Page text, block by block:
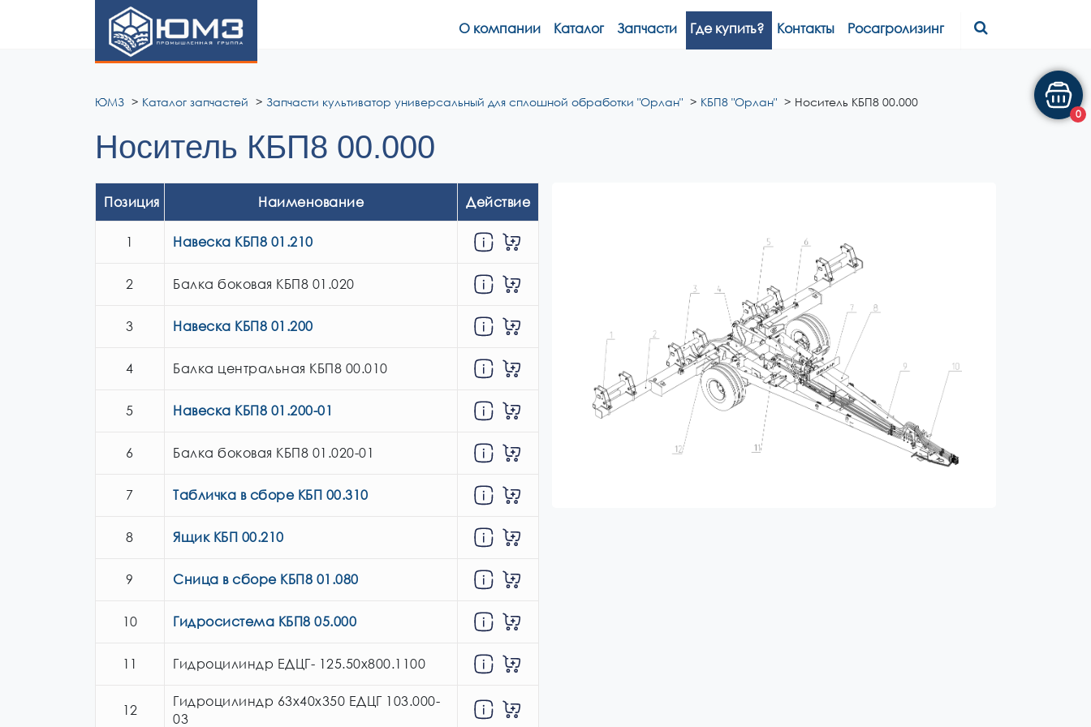
О компании Каталог Запчасти Где купить? Контакты Росагролизинг
ЮМЗ Каталог запчастей Запчасти культиватор универсальный для сплошной обработки "Орлан" КБП8 "Орлан" Носитель КБП8 00.000
Носитель КБП8 00.000
Позиция Наименование Действие
1 Навеска КБП8 01.210
2 Балка боковая КБП8 01.020
3 Навеска КБП8 01.200
4 Балка центральная КБП8 00.010
5 Навеска КБП8 01.200-01
6 Балка боковая КБП8 01.020-01
7 Табличка в сборе КБП 00.310
8 Ящик КБП 00.210
9 Сница в сборе КБП8 01.080
10 Гидросистема КБП8 05.000
11 Гидроцилиндр ЕДЦГ- 125.50х800.1100
12
Гидроцилиндр 63х40х350 ЕДЦГ 103.000-
03
0